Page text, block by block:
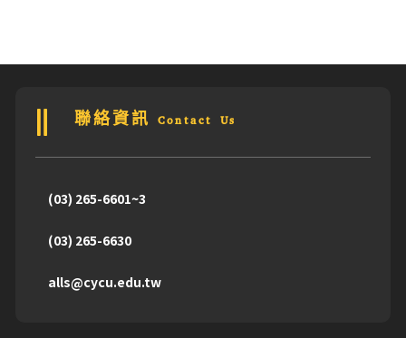
聯絡資訊 Contact Us
(03) 265-6601~3
(03) 265-6630
alls@cycu.edu.tw